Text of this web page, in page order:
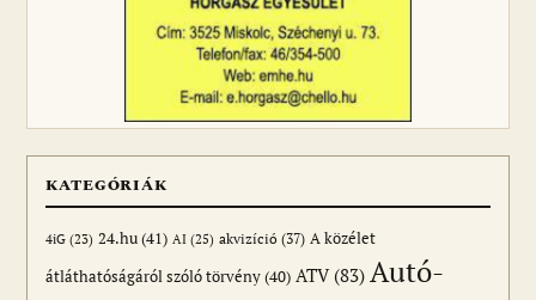
KATEGÓRIÁK
4iG (23) 24.hu(41) AI (25) akvizíció (37) A közélet
átláthatóságáról szóló törvény(40) ATV(83) Autó-